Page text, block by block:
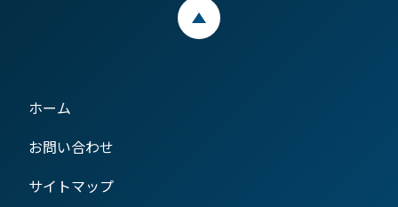
ホーム
お問い合わせ
サイトマップ